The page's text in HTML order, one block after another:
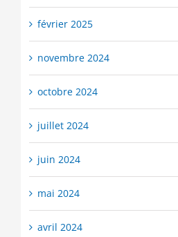
février 2025
novembre 2024
octobre 2024
juillet 2024
juin 2024
mai 2024
avril 2024